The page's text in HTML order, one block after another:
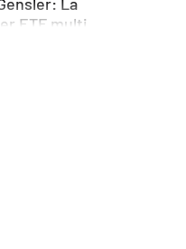
ETF multi